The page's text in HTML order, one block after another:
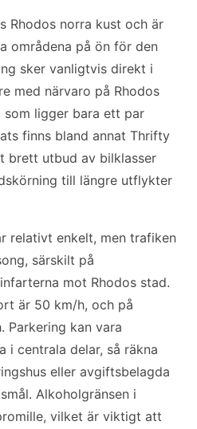
Rhodos norra kust och är
områdena på ön för den
sker vanligtvis direkt i
med närvaro på Rhodos
ligger bara ett par
finns bland annat Thrifty
brett utbud av bilklasser
till längre utflykter
relativt enkelt, men trafiken
särskilt på
mot Rhodos stad.
är 50 km/h, och på
Parkering kan vara
i centrala delar, så räkna
eller avgiftsbelagda
Alkoholgränsen i
vilket är viktigt att